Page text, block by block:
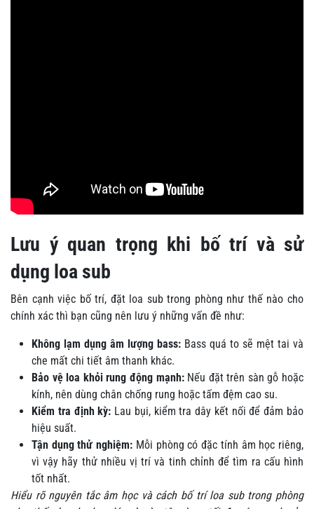
Lưu ý quan trọng khi bố trí và sử
dụng loa sub
Bên cạnh việc bố trí, đặt loa sub trong phòng như thế nào cho
chính xác thì bạn cũng nên lưu ý những vấn đề như:
Không lạm dụng âm lượng bass: Bass quá to sẽ mệt tai và
che mất chi tiết âm thanh khác.
Bảo vệ loa khỏi rung động mạnh:Nếu đặt trên sàn gỗ hoặc
kính, nên dùng chân chống rung hoặc tấm đệm cao su.
Kiểm tra định kỳ: Lau bụi, kiểm tra dây kết nối để đảm bảo
hiệu suất.
Tận dụng thử nghiệm: Mỗi phòng có đặc tính âm học riêng,
vì vậy hãy thử nhiều vị trí và tinh chỉnh để tìm ra cấu hình
tốt nhất.
Hiểu rõ nguyên tắc âm học và cách bố trí loa sub trong phòng